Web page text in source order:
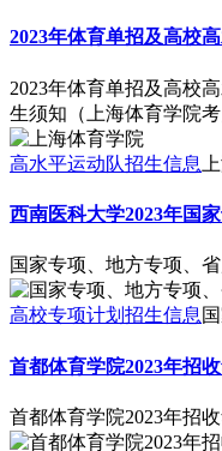
2023年体育单招及高校
2023年体育单招及高校
生须知（上海体育学院考
高水平运动队招生信息
西南医科大学2023年国
国家专项、地方专项、
高校专项计划招生信息
首都体育学院2023年招
首都体育学院2023年招